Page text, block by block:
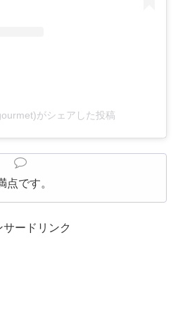
がシェアした投稿
点です。
サードリンク